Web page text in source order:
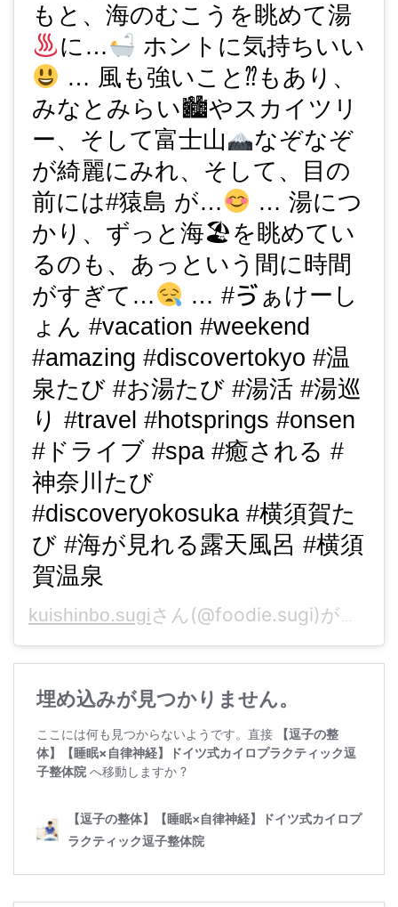
もと、海のむこうを眺めて湯
に…
ホントに気持ちいい
… 風も強いこと⁇もあり、
みなとみらい🏙やスカイツリ
ー、そして富士山
なぞなぞ
が綺麗にみれ、そして、目の
前には#猿島 が…
… 湯につ
かり、ずっと海🏖を眺めてい
るのも、あっという間に時間
がすぎて…
… #ゔぁけーし
ょん #vacation #weekend
#amazing #discovertokyo #温
泉たび #お湯たび #湯活 #湯巡
り #travel #hotsprings #onsen
#ドライブ #spa #癒される #
神奈川たび
#discoveryokosuka #横須賀た
び #海が見れる露天風呂 #横須
賀温泉
kuishinbo.sugi さん(@foodie.sugi)がシェアした投稿 -